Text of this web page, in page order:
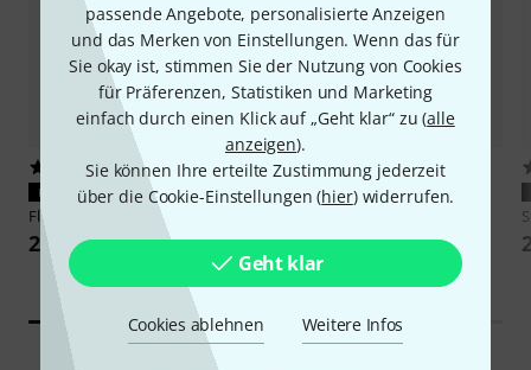
passende Angebote, personalisierte Anzeigen
und das Merken von Einstellungen. Wenn das für
Sie okay ist, stimmen Sie der Nutzung von Cookies
für Präferenzen, Statistiken und Marketing
einfach durch einen Klick auf „Geht klar“ zu (alle
anzeigen).
Sie können Ihre erteilte Zustimmung jederzeit
über die Cookie-Einstellungen (hier) widerrufen.
Geht klar
Cookies ablehnen Weitere Infos
39
PASST GARANTIERT
Flyht Pro EVA Case SM7B
29 €
4
PASST GARANTIERT
109 €
-27%